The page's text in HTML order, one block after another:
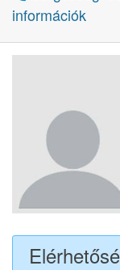
információk